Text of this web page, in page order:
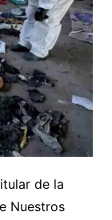
de la
Nuestros